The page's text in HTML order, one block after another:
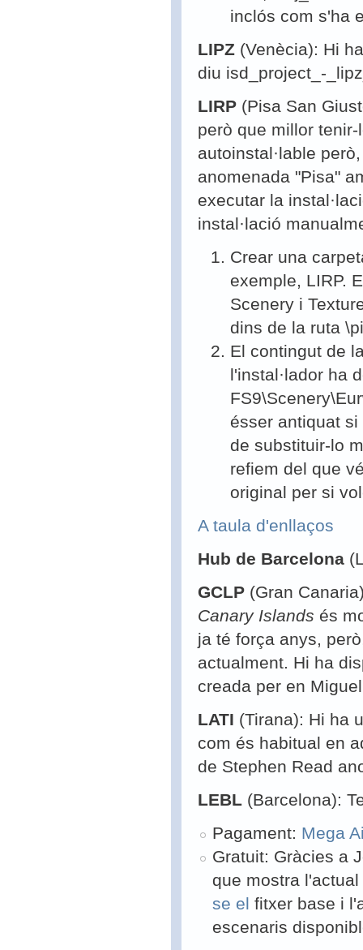
inclós com s'ha
LIPZ (Venècia): Hi
diu isd_project_-
LIRP (Pisa San
però que millor
autoinstal·lable
anomenada "Pisa"
executar la
instal·lació
Crear una
exemple, LIRP.
Scenery i
dins de la ruta
El contingut de
l'instal·lador ha
ésser antiquat
de substituir-lo
refiem del que
original per si
A taula d'enllaços
Hub de Barcelona
GCLP (Gran
Canary Islands és
ja té força anys,
actualment. Hi ha
creada per en
LATI (Tirana): Hi ha
com és habitual en
de Stephen Read
LEBL (Barcelona):
Pagament: Mega
Gratuit: Gràcies a
que mostra
se el fitxer base i
escenaris